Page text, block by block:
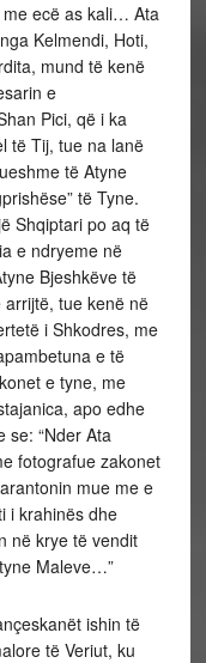
ecë as kali… Ata
Kelmendi, Hoti,
mund të kenë
e
Pici, që i ka
të Tij, tue na lanë
të Atyne
të Tyne.
Shqiptari po aq të
e ndryeme në
Bjeshkëve të
tue kenë në
i Shkodres, me
e të
e tyne, me
apo edhe
se: “Nder Ata
fotografue zakonet
mue me e
i krahinës dhe
në krye të vendit
Maleve…”
ishin të
të Veriut, ku